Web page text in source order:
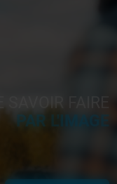
SAVOIR FAIRE
PAR L'IMAGE